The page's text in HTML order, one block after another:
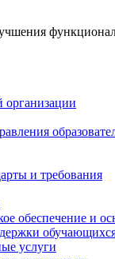
организации
и требования
обеспечение и
услуги